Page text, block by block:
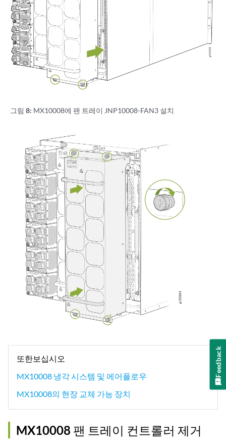
그림 8: MX10008에 팬 트레이 JNP10008-FAN3 설치
또한보십시오
MX10008 냉각 시스템 및 에어플로우
MX10008의 현장 교체 가능 장치
MX10008 팬 트레이 컨트롤러 제거
Feedback